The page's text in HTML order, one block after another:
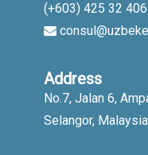
(+603) 425 32 406
Address
No.7, Jalan 6,
Selangor, Malaysia